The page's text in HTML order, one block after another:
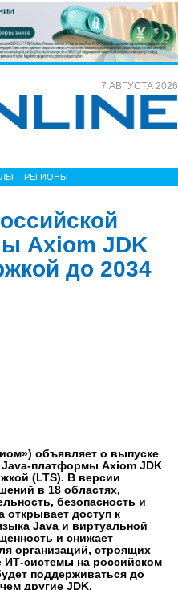
7 АВГУСТА 2026
РЕГИОНЫ
Axiom JDK
до 2034
объявляет о выпуске
Java-платформы Axiom JDK
(LTS). В версии
в 18 областях,
безопасность и
открывает доступ к
Java и виртуальной
и снижает
организаций, строящих
ИТ-системы на российском
поддерживаться до
другие JDK.